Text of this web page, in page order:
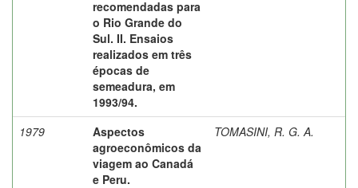
recomendadas para
o Rio Grande do
Sul. II. Ensaios
realizados em três
épocas de
semeadura, em
1993/94.
1979
Aspectos
agroeconômicos da
viagem ao Canadá
e Peru.
TOMASINI, R. G. A.